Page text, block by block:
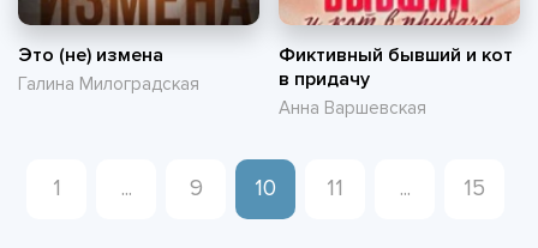
Это (не) измена
Галина Милоградская
Фиктивный бывший и кот
в придачу
Анна Варшевская
1 ... 9 10 11 ... 15